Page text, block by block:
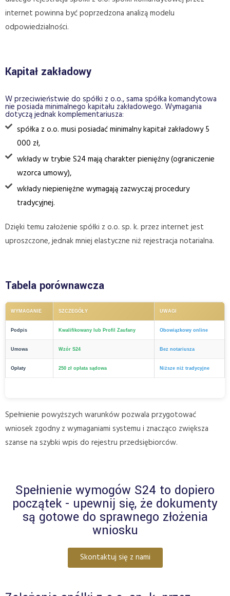
internet powinna być poprzedzona analizą modelu
odpowiedzialności.
Kapitał zakładowy
W przeciwieństwie do spółki z o.o., sama spółka komandytowa
nie posiada minimalnego kapitału zakładowego. Wymagania
dotyczą jednak komplementariusza:
spółka z o.o. musi posiadać minimalny kapitał zakładowy 5
000 zł,
wkłady w trybie S24 mają charakter pieniężny (ograniczenie
wzorca umowy),
wkłady niepieniężne wymagają zazwyczaj procedury
tradycyjnej.
Dzięki temu założenie spółki z o.o. sp. k. przez internet jest
uproszczone, jednak mniej elastyczne niż rejestracja notarialna.
Tabela porównawcza
WYMAGANIE SZCZEGÓŁY UWAGI
Podpis Kwalifikowany lub Profil Zaufany Obowiązkowy online
Umowa Wzór S24 Bez notariusza
Opłaty 250 zł opłata sądowa Niższe niż tradycyjne
Spełnienie powyższych warunków pozwala przygotować
wniosek zgodny z wymaganiami systemu i znacząco zwiększa
szanse na szybki wpis do rejestru przedsiębiorców.
Spełnienie wymogów S24 to dopiero
początek - upewnij się, że dokumenty
są gotowe do sprawnego złożenia
wniosku
Skontaktuj się z nami